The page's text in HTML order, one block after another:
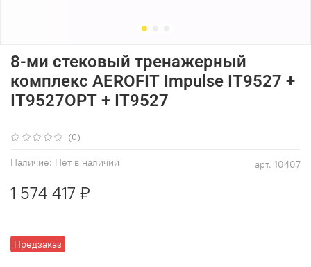
(0)
арт. 10407
Наличие: Нет в наличии
Предзаказ
8-ми стековый тренажерный
комплекс AEROFIT Impulse IT9527 +
IT9527OPT + IT9527
1 574 417 ₽